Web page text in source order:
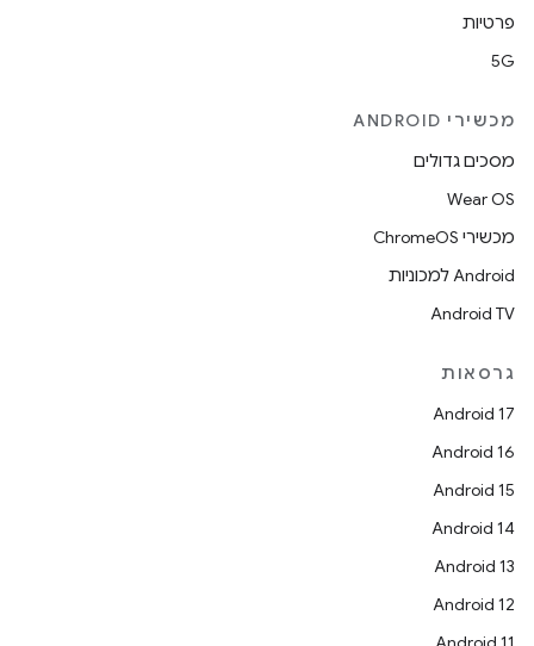
פרטיות
5G
מכשירי ANDROID
מסכים גדולים
Wear OS
מכשירי ChromeOS
Android למכוניות
Android TV
גרסאות
Android 17
Android 16
Android 15
Android 14
Android 13
Android 12